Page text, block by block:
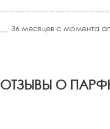
36 месяцев с момента
ОТЗЫВЫ О